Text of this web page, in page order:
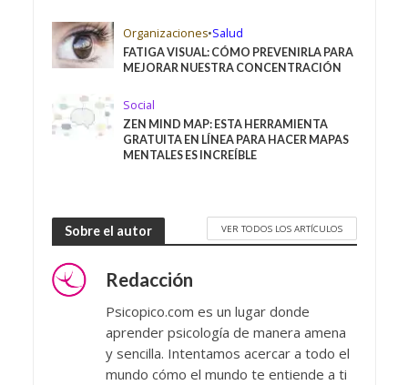
Organizaciones•Salud
FATIGA VISUAL: CÓMO PREVENIRLA PARA
MEJORAR NUESTRA CONCENTRACIÓN
Social
ZEN MIND MAP: ESTA HERRAMIENTA
GRATUITA EN LÍNEA PARA HACER MAPAS
MENTALES ES INCREÍBLE
Sobre el autor VER TODOS LOS ARTÍCULOS
Redacción
Psicopico.com es un lugar donde
aprender psicología de manera amena
y sencilla. Intentamos acercar a todo el
mundo cómo el mundo te entiende a ti